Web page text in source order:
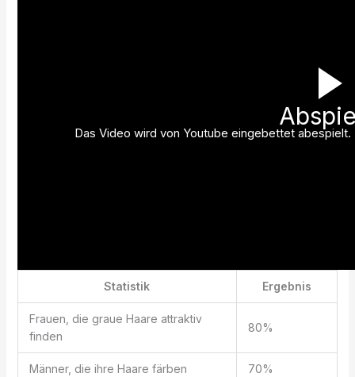
Das Video wird von Youtube eingebettet
Statistik Ergebnis
Frauen, die graue Haare attraktiv
finden
80%
Männer, die ihre Haare färben 70%